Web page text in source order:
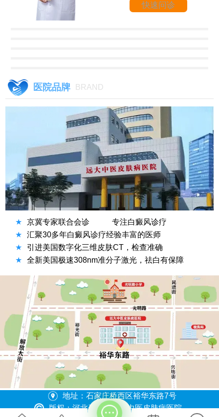
快速问诊
医院品牌 BRAND
★ 京冀专家联合会诊
专注白癜风诊疗
★
汇聚30多年白癜风诊疗经验丰富的医师
★
引进美国数字化三维皮肤CT，检查准确
★
全新美国极速308nm准分子激光，祛白有保障
地址：石家庄桥西区裕华东路7号
版权：河北石家庄远大中医皮肤病医院
方便说下您的症状吗？